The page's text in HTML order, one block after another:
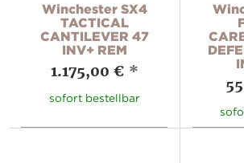
Winchester SX4
TACTICAL
CANTILEVER 47
INV+ REM
1.175,00 € *
sofort bestellbar